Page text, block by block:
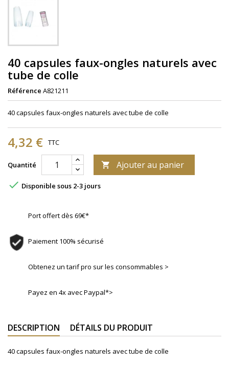
40 capsules faux-ongles naturels avec
tube de colle
Référence A821211
40 capsules faux-ongles naturels avec tube de colle
4,32 € TTC
Quantité  Ajouter au panier
 Disponible sous 2-3 jours
Port offert dès 69€*
Paiement 100% sécurisé
Obtenez un tarif pro sur les consommables >
Payez en 4x avec Paypal*>
DESCRIPTION DÉTAILS DU PRODUIT
40 capsules faux-ongles naturels avec tube de colle